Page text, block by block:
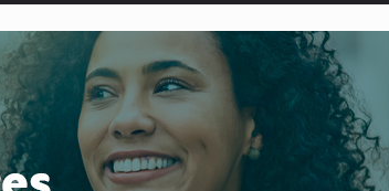
de Marcos Rogério para Rondônia
e transforma Aramix em Super Nova Era
e transforma Brasil em corredor da cocaína
conduz a história de uma ferrovia